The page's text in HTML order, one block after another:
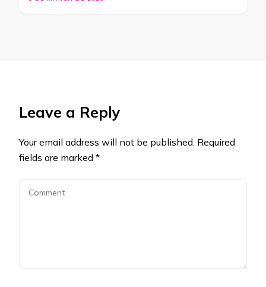
Leave a Reply
Your email address will not be published. Required
fields are marked *